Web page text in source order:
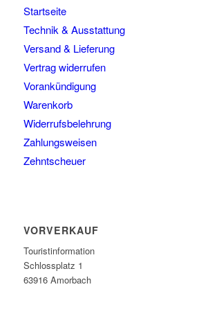
Startseite
Technik & Ausstattung
Versand & Lieferung
Vertrag widerrufen
Vorankündigung
Warenkorb
Widerrufsbelehrung
Zahlungsweisen
Zehntscheuer
VORVERKAUF
Touristinformation
Schlossplatz 1
63916 Amorbach